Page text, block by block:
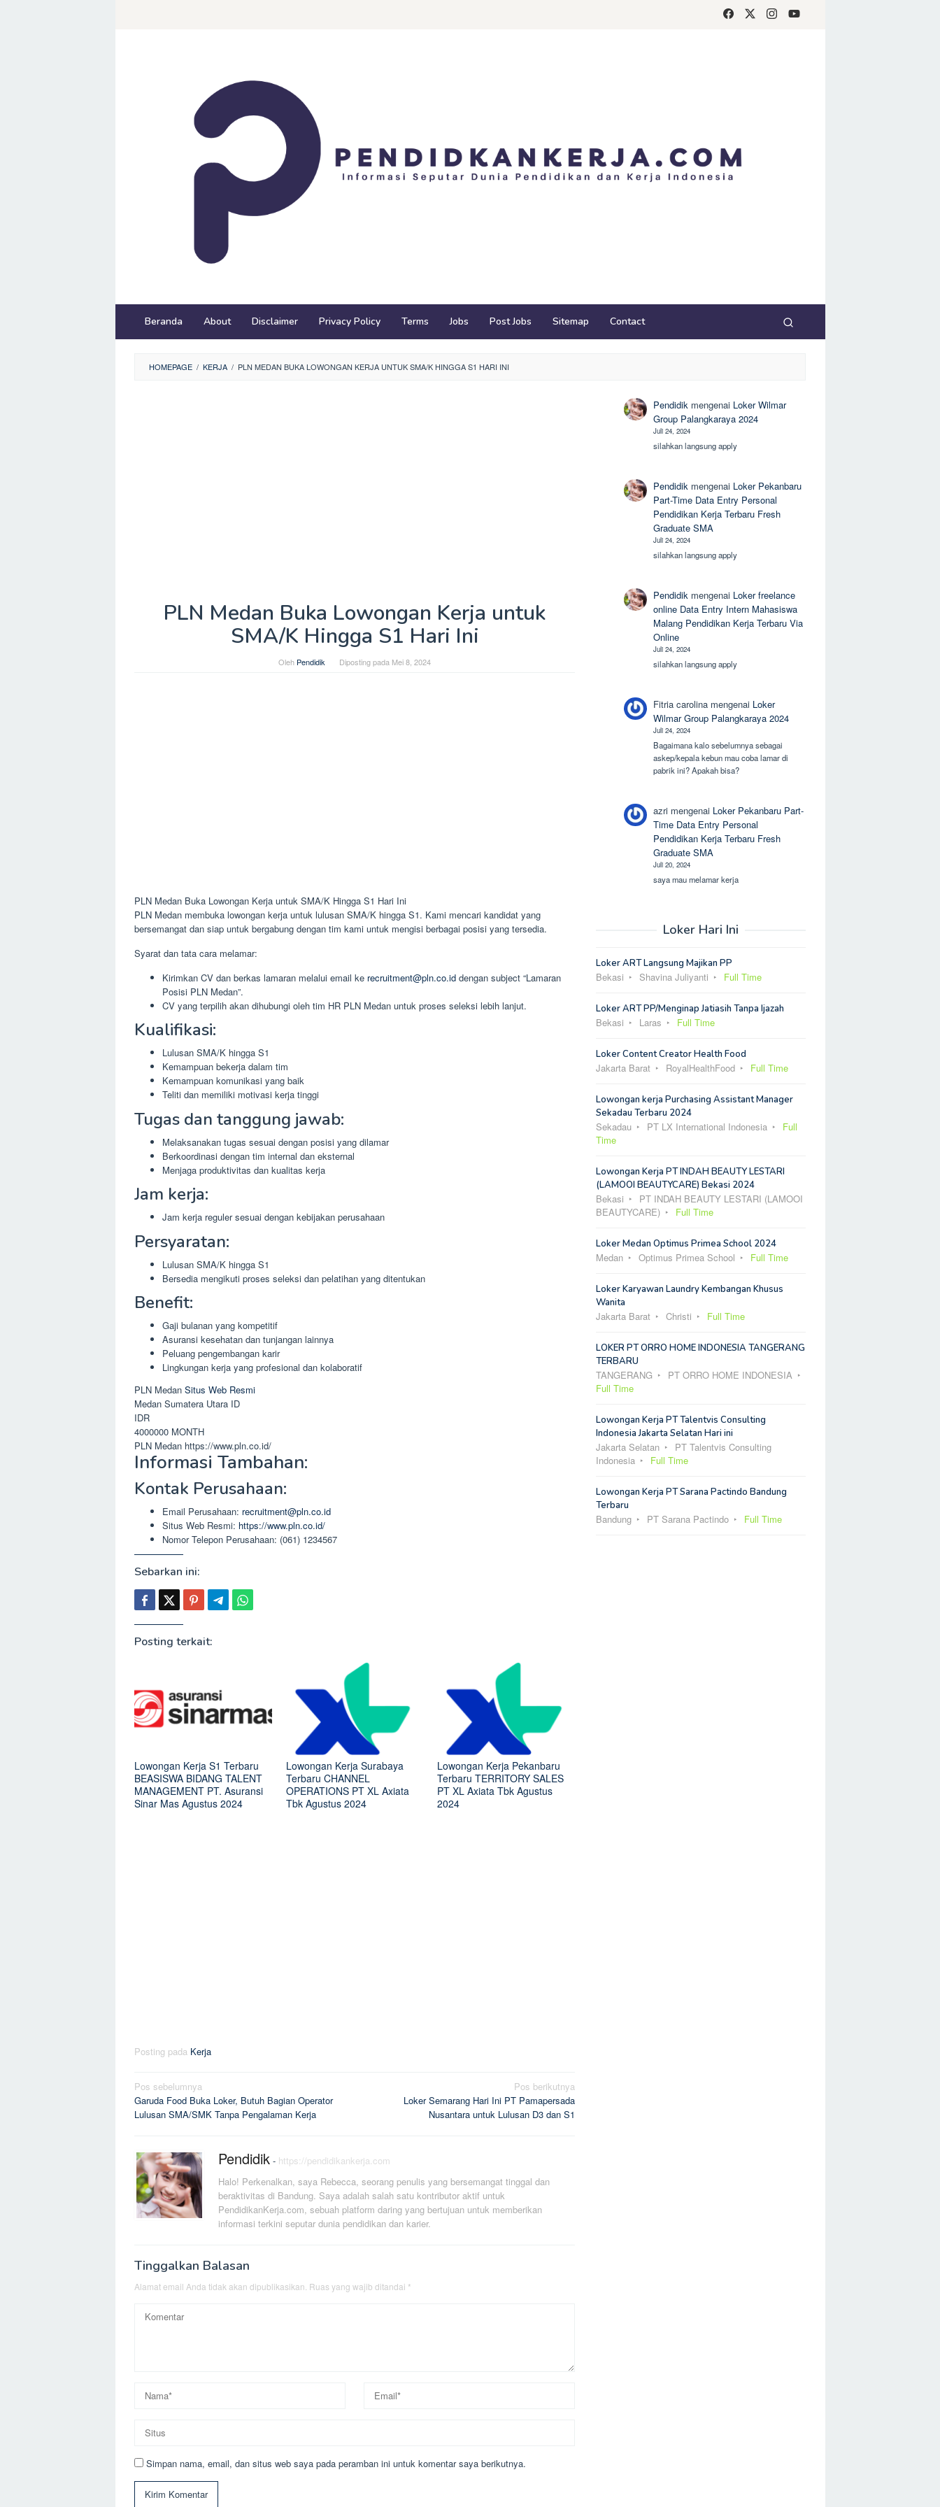
Beranda About Disclaimer Privacy Policy Terms Jobs Post Jobs Sitemap Contact
HOMEPAGE / KERJA / PLN MEDAN BUKA LOWONGAN KERJA UNTUK SMA/K HINGGA S1 HARI INI
PLN Medan Buka Lowongan Kerja untuk
SMA/K Hingga S1 Hari Ini
Oleh Pendidik Diposting pada Mei 8, 2024
PLN Medan Buka Lowongan Kerja untuk SMA/K Hingga S1 Hari Ini
PLN Medan membuka lowongan kerja untuk lulusan SMA/K hingga S1. Kami mencari kandidat yang
bersemangat dan siap untuk bergabung dengan tim kami untuk mengisi berbagai posisi yang tersedia.
Syarat dan tata cara melamar:
Kirimkan CV dan berkas lamaran melalui email ke recruitment@pln.co.id dengan subject “Lamaran
Posisi PLN Medan”.
CV yang terpilih akan dihubungi oleh tim HR PLN Medan untuk proses seleksi lebih lanjut.
Kualifikasi:
Lulusan SMA/K hingga S1
Kemampuan bekerja dalam tim
Kemampuan komunikasi yang baik
Teliti dan memiliki motivasi kerja tinggi
Tugas dan tanggung jawab:
Melaksanakan tugas sesuai dengan posisi yang dilamar
Berkoordinasi dengan tim internal dan eksternal
Menjaga produktivitas dan kualitas kerja
Jam kerja:
Jam kerja reguler sesuai dengan kebijakan perusahaan
Persyaratan:
Lulusan SMA/K hingga S1
Bersedia mengikuti proses seleksi dan pelatihan yang ditentukan
Benefit:
Gaji bulanan yang kompetitif
Asuransi kesehatan dan tunjangan lainnya
Peluang pengembangan karir
Lingkungan kerja yang profesional dan kolaboratif
PLN Medan Situs Web Resmi
Medan Sumatera Utara ID
IDR
4000000 MONTH
PLN Medan https://www.pln.co.id/
Informasi Tambahan:
Kontak Perusahaan:
Email Perusahaan: recruitment@pln.co.id
Situs Web Resmi: https://www.pln.co.id/
Nomor Telepon Perusahaan: (061) 1234567
Sebarkan ini:
Posting terkait:
Lowongan Kerja S1 Terbaru
BEASISWA BIDANG TALENT
MANAGEMENT PT. Asuransi
Sinar Mas Agustus 2024
Lowongan Kerja Surabaya
Terbaru CHANNEL
OPERATIONS PT XL Axiata
Tbk Agustus 2024
Lowongan Kerja Pekanbaru
Terbaru TERRITORY SALES
PT XL Axiata Tbk Agustus
2024
Posting pada Kerja
Navigasi
pos
Pos sebelumnya
Garuda Food Buka Loker, Butuh Bagian Operator
Lulusan SMA/SMK Tanpa Pengalaman Kerja
Pos berikutnya
Loker Semarang Hari Ini PT Pamapersada
Nusantara untuk Lulusan D3 dan S1
Pendidik - https://pendidikankerja.com
Halo! Perkenalkan, saya Rebecca, seorang penulis yang bersemangat tinggal dan
beraktivitas di Bandung. Saya adalah salah satu kontributor aktif untuk
PendidikanKerja.com, sebuah platform daring yang bertujuan untuk memberikan
informasi terkini seputar dunia pendidikan dan karier.
Tinggalkan Balasan
Alamat email Anda tidak akan dipublikasikan. Ruas yang wajib ditandai *
Simpan nama, email, dan situs web saya pada peramban ini untuk komentar saya berikutnya.
Pendidik mengenai Loker Wilmar
Group Palangkaraya 2024
Juli 24, 2024
silahkan langsung apply
Pendidik mengenai Loker Pekanbaru
Part-Time Data Entry Personal
Pendidikan Kerja Terbaru Fresh
Graduate SMA
Juli 24, 2024
silahkan langsung apply
Pendidik mengenai Loker freelance
online Data Entry Intern Mahasiswa
Malang Pendidikan Kerja Terbaru Via
Online
Juli 24, 2024
silahkan langsung apply
Fitria carolina mengenai Loker
Wilmar Group Palangkaraya 2024
Juli 24, 2024
Bagaimana kalo sebelumnya sebagai
askep/kepala kebun mau coba lamar di
pabrik ini? Apakah bisa?
azri mengenai Loker Pekanbaru Part-
Time Data Entry Personal
Pendidikan Kerja Terbaru Fresh
Graduate SMA
Juli 20, 2024
saya mau melamar kerja
Loker Hari Ini
Loker ART Langsung Majikan PP
Bekasi Shavina Juliyanti Full Time
Loker ART PP/Menginap Jatiasih Tanpa Ijazah
Bekasi Laras Full Time
Loker Content Creator Health Food
Jakarta Barat RoyalHealthFood Full Time
Lowongan kerja Purchasing Assistant Manager
Sekadau Terbaru 2024
Sekadau PT LX International Indonesia
Full
Time
Lowongan Kerja PT INDAH BEAUTY LESTARI
(LAMOOI BEAUTYCARE) Bekasi 2024
Bekasi
PT INDAH BEAUTY LESTARI (LAMOOI
BEAUTYCARE)
Full Time
Loker Medan Optimus Primea School 2024
Medan Optimus Primea School Full Time
Loker Karyawan Laundry Kembangan Khusus
Wanita
Jakarta Barat Christi Full Time
LOKER PT ORRO HOME INDONESIA TANGERANG
TERBARU
TANGERANG
PT ORRO HOME INDONESIA
Full Time
Lowongan Kerja PT Talentvis Consulting
Indonesia Jakarta Selatan Hari ini
Jakarta Selatan
PT Talentvis Consulting
Indonesia
Full Time
Lowongan Kerja PT Sarana Pactindo Bandung
Terbaru
Bandung PT Sarana Pactindo Full Time